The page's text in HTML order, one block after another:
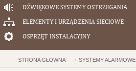
DŹWIĘKOWE SYSTEMY OSTRZEGANIA
ELEMENTY I URZĄDZENIA SIECIOWE
OSPRZĘT INSTALACYJNY
STRONA GŁÓWNA SYSTEMY ALARMOWE